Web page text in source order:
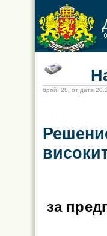
брой: 28, от дата
за